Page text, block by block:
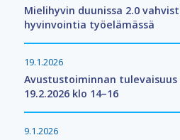
Mielihyvin duunissa 2.0
hyvinvointia työelämässä
Avustustoiminnan
19.2.2026 klo 14–16
19.1.2026
9.1.2026